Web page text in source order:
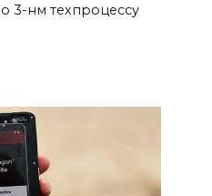
3-нм техпроцессу